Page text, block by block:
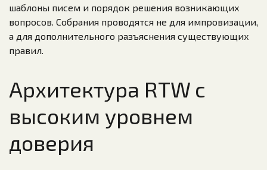
шаблоны писем и порядок решения возникающих
вопросов. Собрания проводятся не для импровизации,
а для дополнительного разъяснения существующих
правил.
Архитектура RTW с
высоким уровнем
доверия